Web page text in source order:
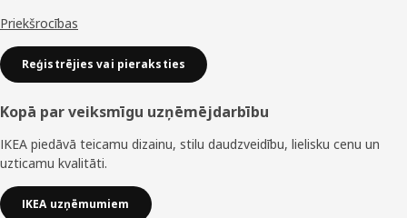
Anna cer, ka kolekcija rosinās interesi un izpratni par mežu.
“Mežs ir mājas daudziem dzīvniekiem un augiem, tāpēc ir
tik svarīgi palīdzēt to aizsargāt.”
Priekšrocības
Reģistrējies vai pieraksties
Kopā par veiksmīgu uzņēmējdarbību
IKEA piedāvā teicamu dizainu, stilu daudzveidību, lielisku cenu un
uzticamu kvalitāti.
IKEA uzņēmumiem